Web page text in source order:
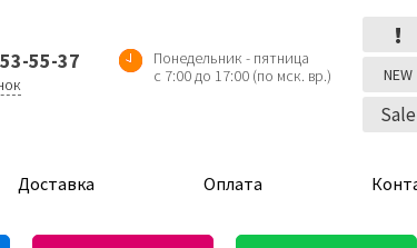
55-37
Понедельник - пятница
с 7:00 до 17:00 (по мск. вр.)
!
NEW
Sale
Доставка Оплата